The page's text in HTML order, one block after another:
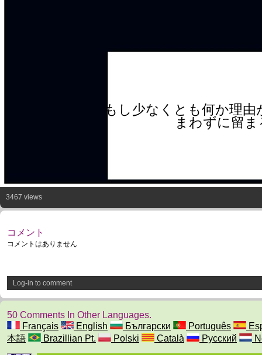
もし少なくとも何か理
まわずに留
3467 views
コメント
コメントはありません
Log-in to comment
50 Comments In Other Languages.
Français
English Български Português
本語
Brazillian Pt. Polski Català Русский